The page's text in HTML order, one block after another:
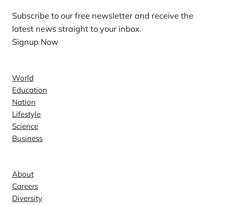
Subscribe to our free newsletter and receive the
latest news straight to your inbox.
Signup Now
World
Education
Nation
Lifestyle
Science
Business
About
Careers
Diversity